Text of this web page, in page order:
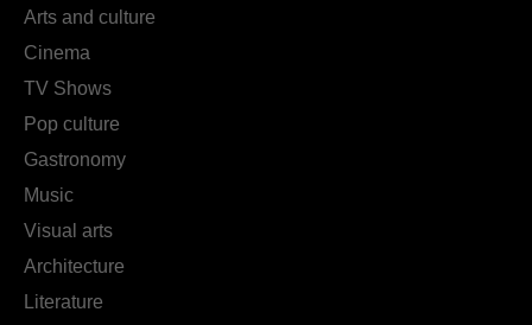
Arts and culture
Cinema
TV Shows
Pop culture
Gastronomy
Music
Visual arts
Architecture
Literature